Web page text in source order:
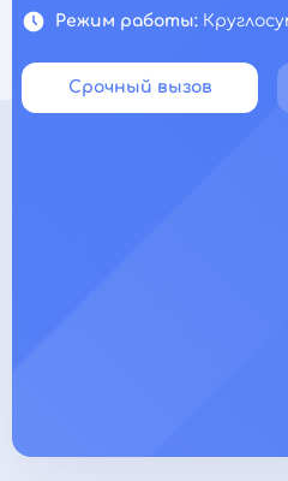
Режим работы:
Срочный вызов